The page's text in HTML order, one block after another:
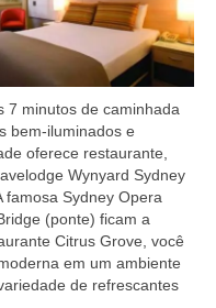
7 minutos de caminhada
bem-iluminados e
oferece restaurante,
Wynyard Sydney
famosa Sydney Opera
(ponte) ficam a
Citrus Grove, você
em um ambiente
de refrescantes